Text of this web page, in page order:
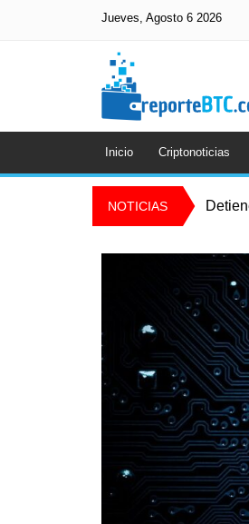
Jueves, Agosto 6 2026
Inicio Criptonoticias
NOTICIAS